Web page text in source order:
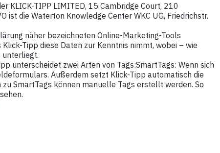
KLICK-TIPP LIMITED, 15 Cambridge Court, 210
ist die Waterton Knowledge Center WKC UG, Friedrichstr.
näher bezeichneten Online-Marketing-Tools
Tipp diese Daten zur Kenntnis nimmt, wobei – wie
unterliegt.
unterscheidet zwei Arten von Tags:SmartTags: Wenn sich
Außerdem setzt Klick-Tipp automatisch die
SmartTags können manuelle Tags erstellt werden. So